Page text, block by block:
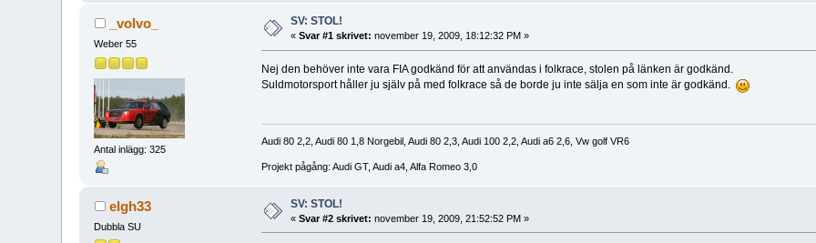
_volvo_
Weber 55
Antal inlägg: 325
SV: STOL!
«Svar #1 skrivet: november 19, 2009, 18:12:32 PM »
Nej den behöver inte vara FIA godkänd för att användas i folkrace, stolen på länken är godkänd.
Suldmotorsport håller ju själv på med folkrace så de borde ju inte sälja en som inte är godkänd.
Audi 80 2,2, Audi 80 1,8 Norgebil, Audi 80 2,3, Audi 100 2,2, Audi a6 2,6, Vw golf VR6
Projekt pågång: Audi GT, Audi a4, Alfa Romeo 3,0
elgh33
Dubbla SU
SV: STOL!
«Svar #2 skrivet: november 19, 2009, 21:52:52 PM »